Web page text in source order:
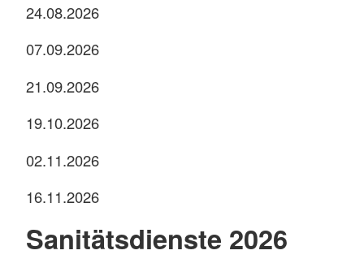
24.08.2026
07.09.2026
21.09.2026
19.10.2026
02.11.2026
16.11.2026
Sanitätsdienste 2026